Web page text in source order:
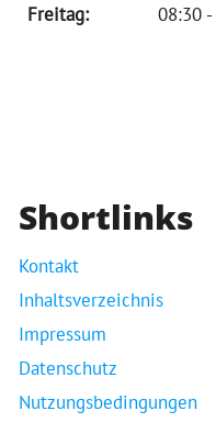
Freitag:
08:30
Shortlinks
Kontakt
Inhaltsverzeichnis
Impressum
Datenschutz
Nutzungsbedingungen